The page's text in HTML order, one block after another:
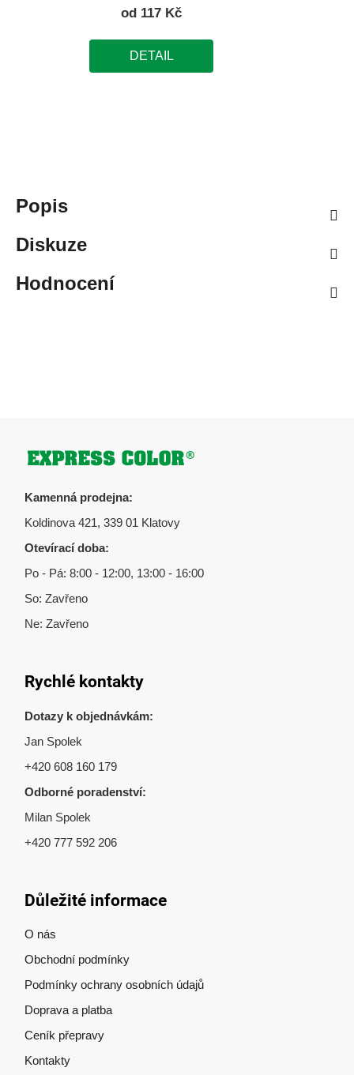
od 117 Kč
DETAIL
Popis
Diskuze
Hodnocení
Zápatí
Kamenná prodejna:
Koldinova 421, 339 01 Klatovy
Otevírací doba:
Po - Pá: 8:00 - 12:00, 13:00 - 16:00
So: Zavřeno
Ne: Zavřeno
Rychlé kontakty
Dotazy k objednávkám:
Jan Spolek
+420 608 160 179
Odborné poradenství:
Milan Spolek
+420 777 592 206
Důležité informace
O nás
Obchodní podmínky
Podmínky ochrany osobních údajů
Doprava a platba
Ceník přepravy
Kontakty